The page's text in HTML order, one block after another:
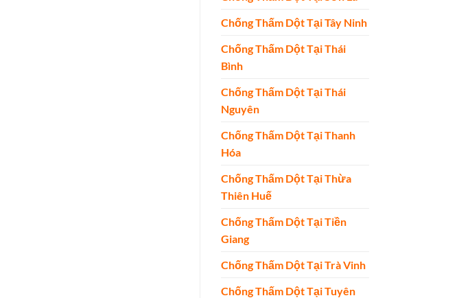
Chống Thấm Dột Tại Tây Ninh
Chống Thấm Dột Tại Thái
Bình
Chống Thấm Dột Tại Thái
Nguyên
Chống Thấm Dột Tại Thanh
Hóa
Chống Thấm Dột Tại Thừa
Thiên Huế
Chống Thấm Dột Tại Tiền
Giang
Chống Thấm Dột Tại Trà Vinh
Chống Thấm Dột Tại Tuyên